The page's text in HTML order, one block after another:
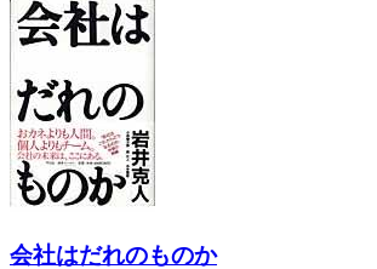
会社はだれのものか